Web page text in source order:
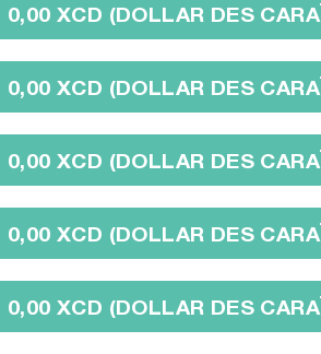
0,00 XCD (DOLLAR DES
0,00 XCD (DOLLAR DES
0,00 XCD (DOLLAR DES
0,00 XCD (DOLLAR DES
0,00 XCD (DOLLAR DES